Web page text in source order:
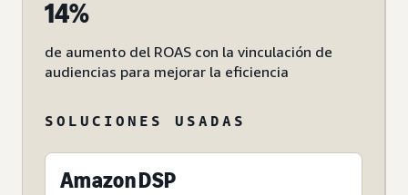
14%
de aumento del ROAS con la vinculación de
audiencias para mejorar la eficiencia
SOLUCIONES USADAS
Amazon DSP